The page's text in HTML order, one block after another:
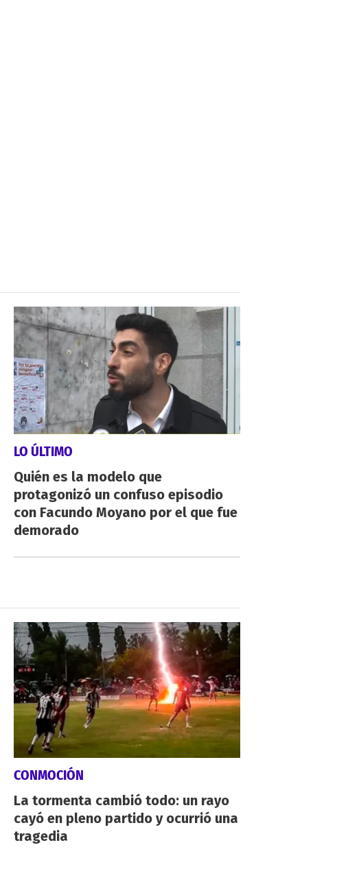
LO ÚLTIMO
Quién es la modelo que
protagonizó un confuso episodio
con Facundo Moyano por el que fue
demorado
CONMOCIÓN
La tormenta cambió todo: un rayo
cayó en pleno partido y ocurrió una
tragedia